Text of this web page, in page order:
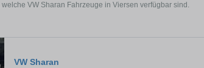
VW Sharan Fahrzeuge in Viersen verfügbar sind.
VW Sharan